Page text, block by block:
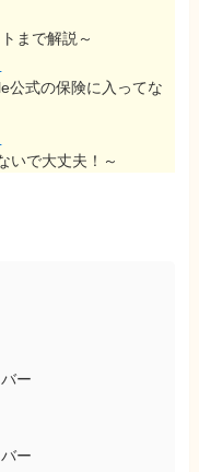
まで解説～
公式の保険に入ってな
いで大丈夫！～
ー
ー